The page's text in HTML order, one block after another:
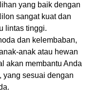
yang baik dengan
sangat kuat dan
lintas tinggi.
dan kelembaban,
anak atau hewan
akan membantu Anda
yang sesuai dengan